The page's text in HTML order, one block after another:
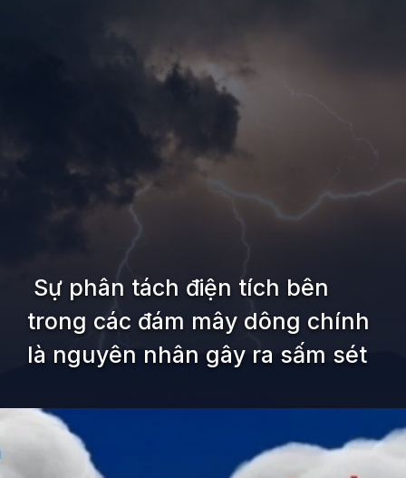
Sự phân tách điện tích bên
trong các đám mây dông chính
là nguyên nhân gây ra sấm sét
Đang mở https://kiemvieclam.vn/sam-set-duoc-hinh-thanh-nhu-the-nao